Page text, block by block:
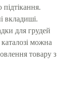
вкладиші.
для грудей
можна
товару з